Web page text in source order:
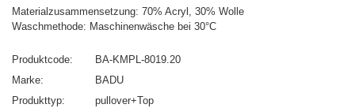
Materialzusammensetzung: 70% Acryl, 30% Wolle
Waschmethode: Maschinenwäsche bei 30°C
Produktcode
BA-KMPL-8019.20
Marke
BADU
Produkttyp
pullover+Top